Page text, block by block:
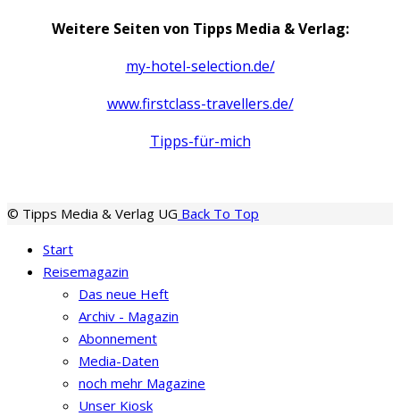
Weitere Seiten von Tipps Media & Verlag:
my-hotel-selection.de/
www.firstclass-travellers.de/
Tipps-für-mich
© Tipps Media & Verlag UG Back To Top
Start
Reisemagazin
Das neue Heft
Archiv - Magazin
Abonnement
Media-Daten
noch mehr Magazine
Unser Kiosk